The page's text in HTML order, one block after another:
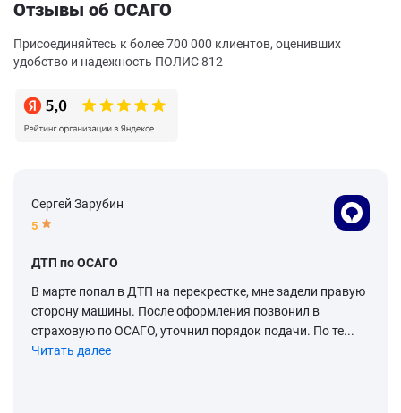
Отзывы об ОСАГО
Присоединяйтесь к более 700 000 клиентов, оценивших
удобство и надежность ПОЛИС 812
Сергей Зарубин
5
ДТП по ОСАГО
В марте попал в ДТП на перекрестке, мне задели правую
сторону машины. После оформления позвонил в
страховую по ОСАГО, уточнил порядок подачи. По те...
Читать далее